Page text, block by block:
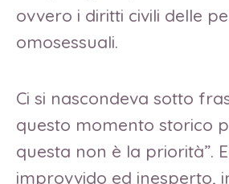
ovvero i diritti civili delle
omosessuali.
Ci si nascondeva sotto
questo momento storico
questa non è la priorità”.
improvvido ed inesperto,